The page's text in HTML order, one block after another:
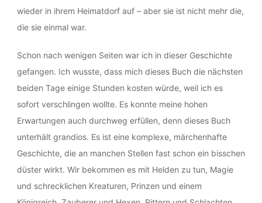
wieder in ihrem Heimatdorf auf – aber sie ist nicht mehr die,
die sie einmal war.
Schon nach wenigen Seiten war ich in dieser Geschichte
gefangen. Ich wusste, dass mich dieses Buch die nächsten
beiden Tage einige Stunden kosten würde, weil ich es
sofort verschlingen wollte. Es konnte meine hohen
Erwartungen auch durchweg erfüllen, denn dieses Buch
unterhält grandios. Es ist eine komplexe, märchenhafte
Geschichte, die an manchen Stellen fast schon ein bisschen
düster wirkt. Wir bekommen es mit Helden zu tun, Magie
und schrecklichen Kreaturen, Prinzen und einem